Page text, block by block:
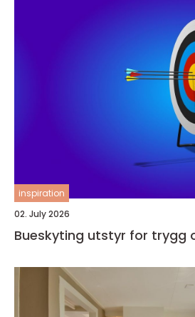
inspiration
02. July 2026
Bueskyting utstyr for trygg